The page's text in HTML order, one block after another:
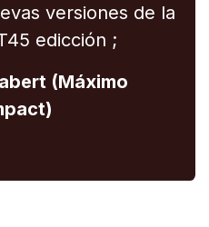
versiones de la
edicción ;
(Máximo